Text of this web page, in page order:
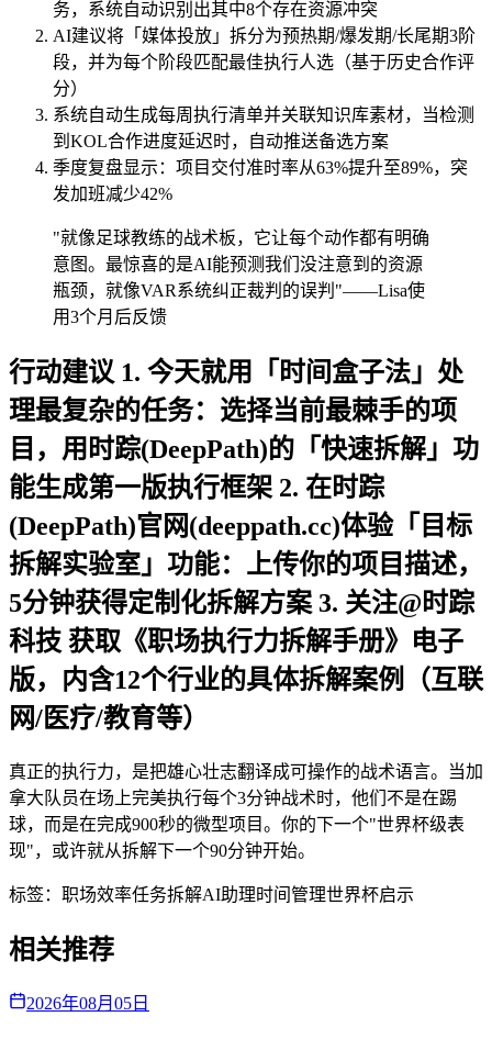
务，系统自动识别出其中8个存在资源冲突
AI建议将「媒体投放」拆分为预热期/爆发期/长尾期3阶
段，并为每个阶段匹配最佳执行人选（基于历史合作评
分）
系统自动生成每周执行清单并关联知识库素材，当检测
到KOL合作进度延迟时，自动推送备选方案
季度复盘显示：项目交付准时率从63%提升至89%，突
发加班减少42%
"就像足球教练的战术板，它让每个动作都有明确
意图。最惊喜的是AI能预测我们没注意到的资源
瓶颈，就像VAR系统纠正裁判的误判"——Lisa使
用3个月后反馈
行动建议 1. 今天就用「时间盒子法」处
理最复杂的任务：选择当前最棘手的项
目，用时踪(DeepPath)的「快速拆解」功
能生成第一版执行框架 2. 在时踪
(DeepPath)官网(deeppath.cc)体验「目标
拆解实验室」功能：上传你的项目描述，
5分钟获得定制化拆解方案 3. 关注@时踪
科技 获取《职场执行力拆解手册》电子
版，内含12个行业的具体拆解案例（互联
网/医疗/教育等）
真正的执行力，是把雄心壮志翻译成可操作的战术语言。当加
拿大队员在场上完美执行每个3分钟战术时，他们不是在踢
球，而是在完成900秒的微型项目。你的下一个"世界杯级表
现"，或许就从拆解下一个90分钟开始。
标签： 职场效率任务拆解AI助理时间管理世界杯启示
相关推荐
2026年08月05日